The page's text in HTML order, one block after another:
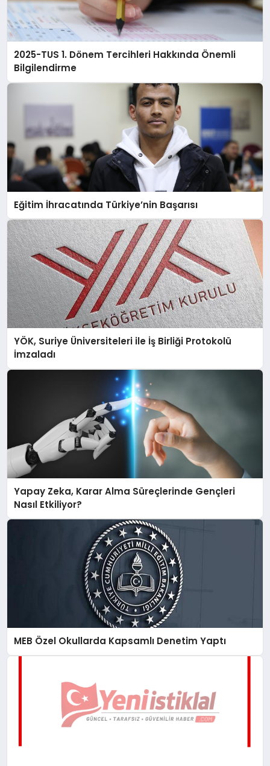
2025-TUS 1. Dönem Tercihleri Hakkında Önemli
Bilgilendirme
Eğitim İhracatında Türkiye’nin Başarısı
YÖK, Suriye Üniversiteleri ile İş Birliği Protokolü
İmzaladı
Yapay Zeka, Karar Alma Süreçlerinde Gençleri
Nasıl Etkiliyor?
MEB Özel Okullarda Kapsamlı Denetim Yaptı